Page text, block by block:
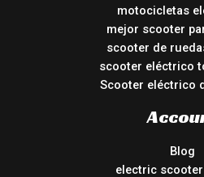
motocicletas
mejor scooter
scooter de
scooter eléctrico
Scooter eléctrico
Blog
electric